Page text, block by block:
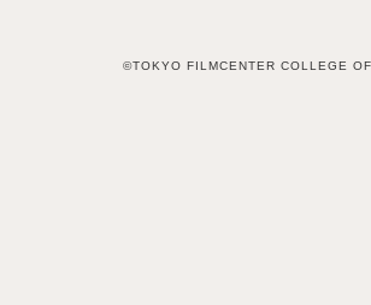
©TOKYO FILMCENTER COLLEGE